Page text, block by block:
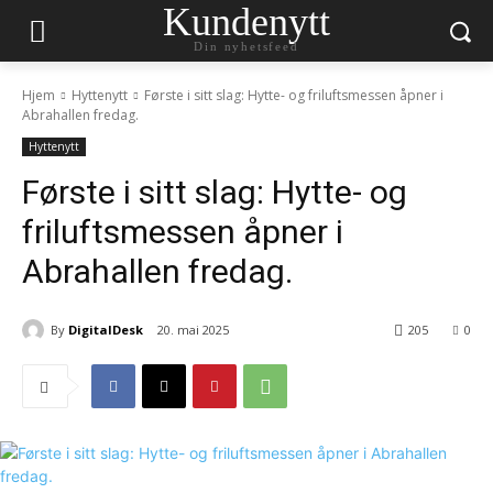
Kundenytt
Din nyhetsfeed
Hjem Hyttenytt
Første i sitt slag: Hytte- og friluftsmessen åpner i
Abrahallen fredag.
Hyttenytt
Første i sitt slag: Hytte- og
friluftsmessen åpner i
Abrahallen fredag.
By DigitalDesk 20. mai 2025 0
205